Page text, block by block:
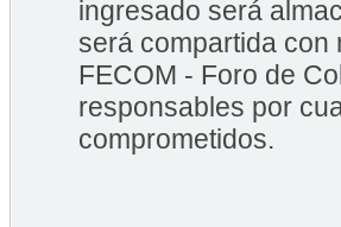
ingresado será
será compartida con
FECOM - Foro de
responsables por
comprometidos.